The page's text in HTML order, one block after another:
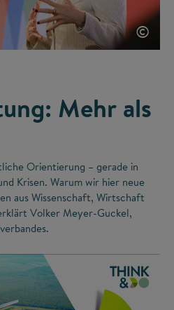
©
Mehr als
Orientierung – gerade in
Krisen. Warum wir hier neue
aus Wissenschaft, Wirtschaft
Volker Meyer-Guckel,